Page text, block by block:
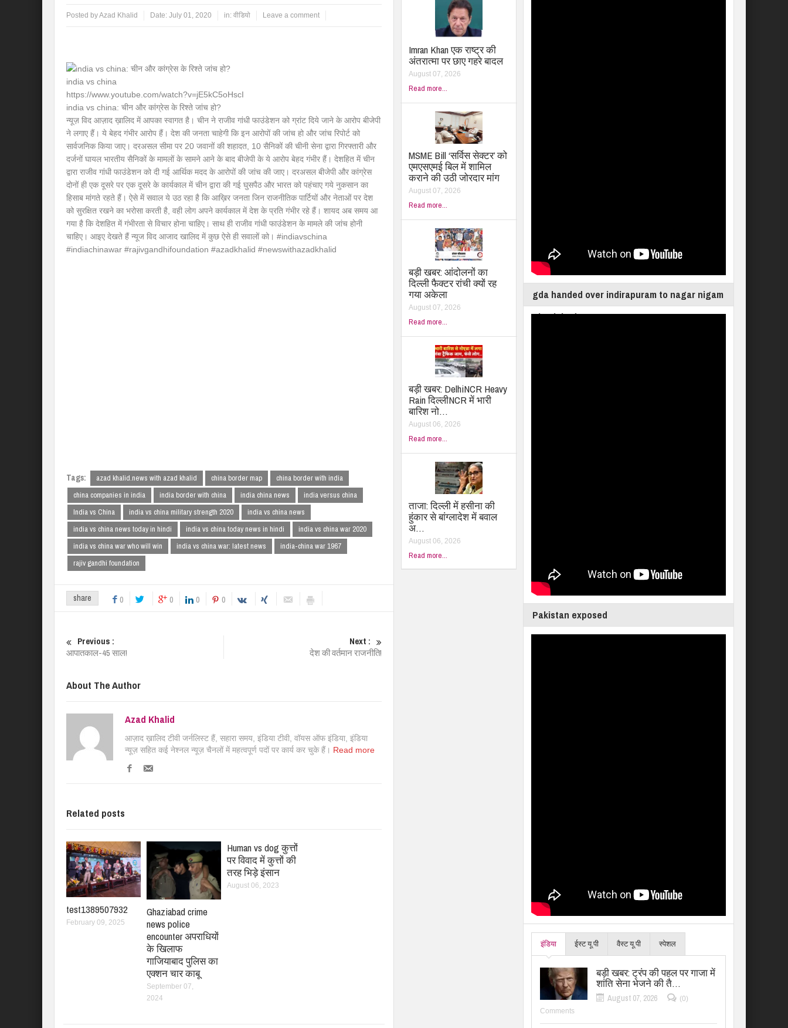
Posted byAzad Khalid Date: July 01, 2020 in: वीडियो Leave a comment
india vs china
https://www.youtube.com/watch?v=jE5kC5oHscI
india vs china: चीन और कांग्रेस के रिश्ते जांच हो?
न्यूज़ विद आज़ाद ख़ालिद में आपका स्वागत है। चीन ने राजीव गांधी फाउंडेशन को ग्रांट दिये जाने के आरोप बीजेपी
ने लगाए हैं। ये बेहद गंभीर आरोप हैं। देश की जनता चाहेगी कि इन आरोपों की जांच हो और जांच रिपोर्ट को
सार्वजनिक किया जाए। दरअसल सीमा पर 20 जवानों की शहादत, 10 सैनिकों की चीनी सेना द्वारा गिरफ्तारी और
दर्जनों घायल भारतीय सैनिकों के मामलों के सामने आने के बाद बीजेपी के ये आरोप बेहद गंभीर हैं। देशहित में चीन
द्वारा राजीव गांधी फाउंडेशन को दी गई आर्थिक मदद के आरोपों की जांच की जाए। दरअसल बीजेपी और कांग्रेस
दोनों ही एक दूसरे पर एक दूसरे के कार्यकाल में चीन द्वारा की गई घुसपैठ और भारत को पहंचाए गये नुकसान का
हिसाब मांगते रहते हैं। ऐसे में सवाल ये उठ रहा है कि आख़िर जनता जिन राजनीतिक पार्टियों और नेताओं पर देश
को सुरक्षित रखने का भरोसा करती है, वही लोग अपने कार्यकाल में देश के प्रति गंभीर रहे हैं। शायद अब समय आ
गया है कि देशहित में गंभीरता से विचार होना चाहिए। साथ ही राजीव गांधी फाउंडेशन के मामले की जांच होनी
चाहिए। आइए देखते हैं न्यूज विद आजाद खालिद में कुछ ऐसे ही सवालों को। #indiavschina
#indiachinawar #rajivgandhifoundation #azadkhalid #newswithazadkhalid
Tags: azad khalid.news with azad khalid china border map
china border with india
china companies in india
india border with china india china news
india versus china
India vs China
india vs china military strength 2020
india vs china news
india vs china news today in hindi
india vs china today news in hindi
india vs china war 2020
india vs china war who will win
india vs china war: latest news
india-china war 1967
rajiv gandhi foundation
share 0 0 0 0
Previous :
आपातकाल-45 साल!
Next :
देश की वर्तमान राजनीति!
About The Author
Azad Khalid
आज़ाद ख़ालिद टीवी जर्नलिस्ट हैं, सहारा समय, इंडिया टीवी, वॉयस ऑफ इंडिया, इंडिया
न्यूज़ सहित कई नेश्नल न्यूज़ चैनलों में महत्वपूर्ण पदों पर कार्य कर चुके हैं। Read more
Related posts
test1389507932
February 09, 2025
Ghaziabad crime
news police
encounter अपराधियों
के खिलाफ
गाजियाबाद पुलिस का
एक्शन चार काबू
September 07,
2024
Human vs dog कुत्तों
पर विवाद में कुत्तों की
तरह भिड़े इंसान
August 06, 2023
Imran Khan एक राष्ट्र की
अंतरात्मा पर छाए गहरे बादल
August 07, 2026
Read more...
MSME Bill ‘सर्विस सेक्टर’ को
एमएसएमई बिल में शामिल
कराने की उठी जोरदार मांग
August 07, 2026
Read more...
बड़ी खबर: आंदोलनों का
दिल्ली फैक्टर रांची क्यों रह
गया अकेला
August 07, 2026
Read more...
बड़ी खबर: DelhiNCR Heavy
Rain दिल्लीNCR में भारी
बारिश नो…
August 06, 2026
Read more...
ताजा: दिल्ली में हसीना की
हुंकार से बांग्लादेश में बवाल
अ…
August 06, 2026
Read more...
gda handed over indirapuram to nagar nigam
ghaziabad
Pakistan exposed
इंडिया ईस्ट यू.पी वैस्ट यू.पी स्पेशल
बड़ी खबर: ट्रंप की पहल पर गाजा में
शांति सेना भेजने की तै…
August 07, 2026
(0)
Comments